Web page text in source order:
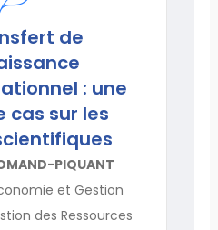
de
: une
cas sur les
PIQUANT
et Gestion
des Ressources